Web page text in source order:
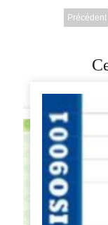
pour la
Précédent